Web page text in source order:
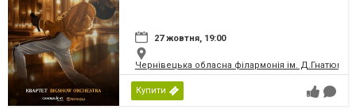
27 жовтня, 19:00
Чернівецька обласна філармонія ім. Д.Гнатюка
Купити